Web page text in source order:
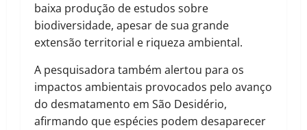
baixa produção de estudos sobre
biodiversidade, apesar de sua grande
extensão territorial e riqueza ambiental.
A pesquisadora também alertou para os
impactos ambientais provocados pelo avanço
do desmatamento em São Desidério,
afirmando que espécies podem desaparecer